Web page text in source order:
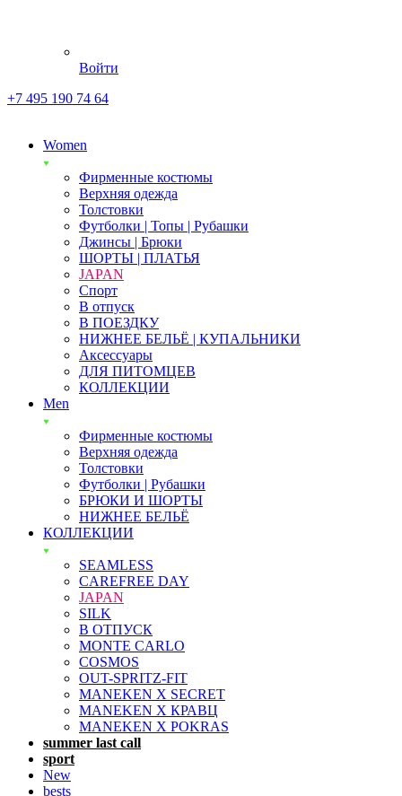
Войти
+7 495 190 74 64
Women
Фирменные костюмы
Верхняя одежда
Толстовки
Футболки | Топы | Рубашки
Джинсы | Брюки
ШОРТЫ | ПЛАТЬЯ
JAPAN
Спорт
В отпуск
В ПОЕЗДКУ
НИЖНЕЕ БЕЛЬЁ | КУПАЛЬНИКИ
Аксессуары
ДЛЯ ПИТОМЦЕВ
КОЛЛЕКЦИИ
Men
Фирменные костюмы
Верхняя одежда
Толстовки
Футболки | Рубашки
БРЮКИ И ШОРТЫ
НИЖНЕЕ БЕЛЬЁ
КОЛЛЕКЦИИ
SEAMLESS
CAREFREE DAY
JAPAN
SILK
В ОТПУСК
MONTE CARLO
COSMOS
OUT-SPRITZ-FIT
MANEKEN X SECRET
MANEKEN X КРАВЦ
MANEKEN X POKRAS
summer last call
sport
New
bests